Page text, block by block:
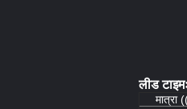
लीड
मात्रा